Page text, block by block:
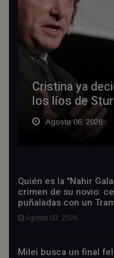
Cristina ya
los líos de
Agosto 06, 2026
Quién es la "Nahir
crimen de su novio:
puñaladas con un
Agosto 03, 2026
Milei busca un final